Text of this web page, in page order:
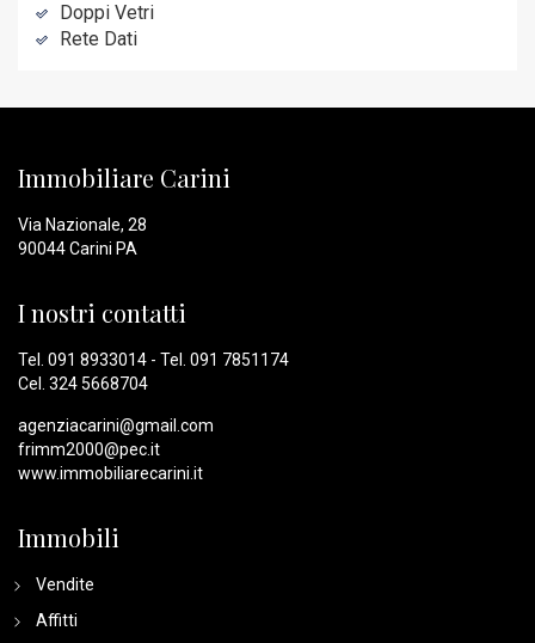
Doppi Vetri
Rete Dati
Immobiliare Carini
Via Nazionale, 28
90044 Carini PA
I nostri contatti
Tel. 091 8933014 - Tel. 091 7851174
Cel. 324 5668704
agenziacarini@gmail.com
frimm2000@pec.it
www.immobiliarecarini.it
Immobili
Vendite
Affitti